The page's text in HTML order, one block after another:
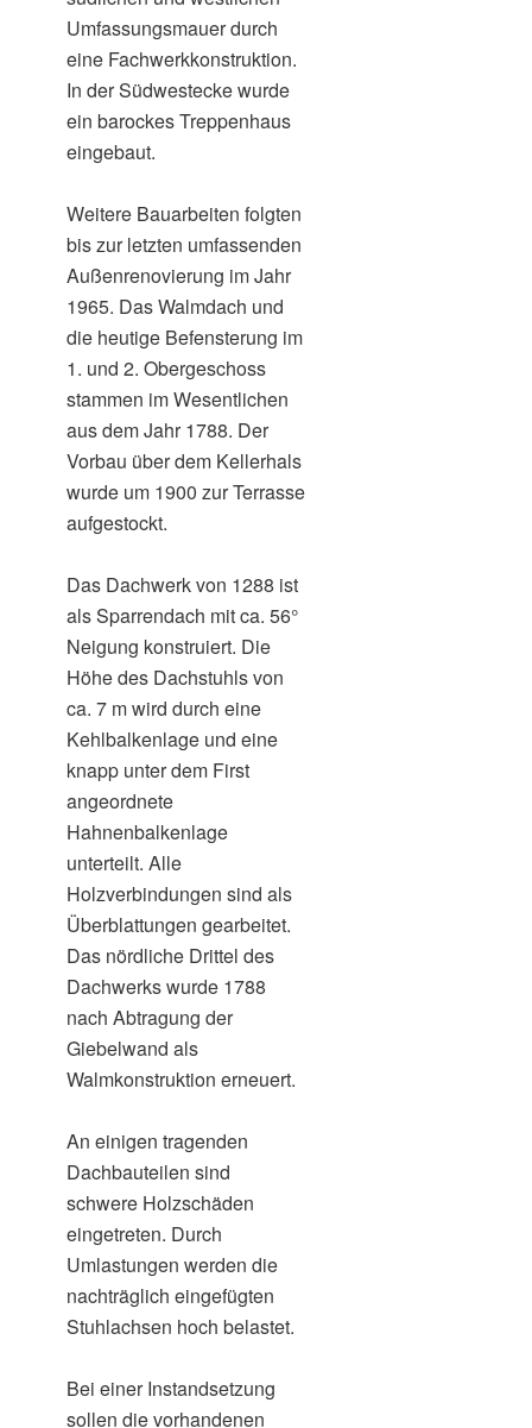
Umfassungsmauer durch
eine Fachwerkkonstruktion.
In der Südwestecke wurde
ein barockes Treppenhaus
eingebaut.
Weitere Bauarbeiten folgten
bis zur letzten umfassenden
Außenrenovierung im Jahr
1965. Das Walmdach und
die heutige Befensterung im
1. und 2. Obergeschoss
stammen im Wesentlichen
aus dem Jahr 1788. Der
Vorbau über dem Kellerhals
wurde um 1900 zur Terrasse
aufgestockt.
Das Dachwerk von 1288 ist
als Sparrendach mit ca. 56°
Neigung konstruiert. Die
Höhe des Dachstuhls von
ca. 7 m wird durch eine
Kehlbalkenlage und eine
knapp unter dem First
angeordnete
Hahnenbalkenlage
unterteilt. Alle
Holzverbindungen sind als
Überblattungen gearbeitet.
Das nördliche Drittel des
Dachwerks wurde 1788
nach Abtragung der
Giebelwand als
Walmkonstruktion erneuert.
An einigen tragenden
Dachbauteilen sind
schwere Holzschäden
eingetreten. Durch
Umlastungen werden die
nachträglich eingefügten
Stuhlachsen hoch belastet.
Bei einer Instandsetzung
sollen die vorhandenen